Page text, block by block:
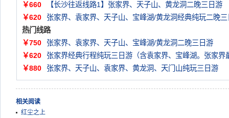
￥660
【长沙往返线路1】张家界、天子山、黄龙洞二晚三日游
￥620
张家界、袁家界、天子山、宝峰湖/黄龙洞经典纯玩二晚三
热门线路
￥750
张家界、袁家界、天子山、宝峰湖/黄龙洞二晚三日游
￥620
张家界经典行程纯玩三日游（含袁家界、宝峰湖。张家界
￥880
张家界、天子山、袁家界、黄龙洞、天门山纯玩三日游
相关阅读
红尘之上